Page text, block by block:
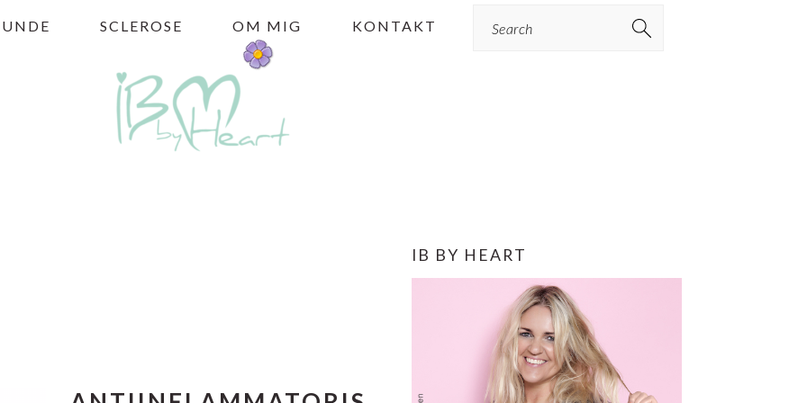
SCLEROSE OM MIG KONTAKT
PRIMÆR
IB BY HEART